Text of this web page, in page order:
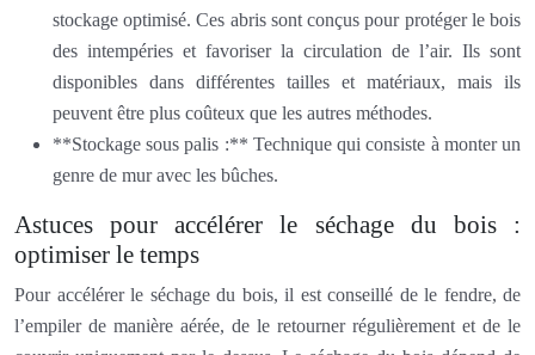
stockage optimisé. Ces abris sont conçus pour protéger le bois
des intempéries et favoriser la circulation de l’air. Ils sont
disponibles dans différentes tailles et matériaux, mais ils
peuvent être plus coûteux que les autres méthodes.
**Stockage sous palis :** Technique qui consiste à monter un
genre de mur avec les bûches.
Astuces pour accélérer le séchage du bois :
optimiser le temps
Pour accélérer le séchage du bois, il est conseillé de le fendre, de
l’empiler de manière aérée, de le retourner régulièrement et de le